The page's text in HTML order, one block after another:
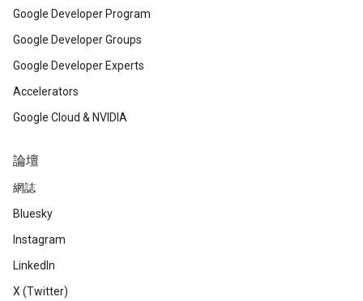
Google Developer Program
Google Developer Groups
Google Developer Experts
Accelerators
Google Cloud & NVIDIA
論壇
網誌
Bluesky
Instagram
LinkedIn
X (Twitter)